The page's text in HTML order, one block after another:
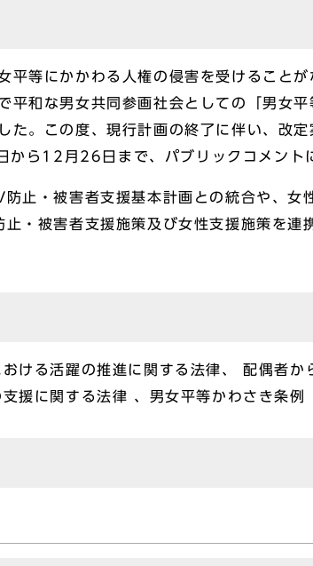
等にかかわる人権の侵害を受けること
平和な男女共同参画社会としての「男女
た。この度、現行計画の終了に伴い、改
ら12月26日まで、パブリックコメント
止・被害者支援基本計画との統合や、女
・被害者支援施策及び女性支援施策を連
ける活躍の推進に関する法律、 配偶者か
支援に関する法律 、男女平等かわさき条